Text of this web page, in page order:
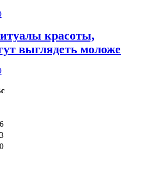
красоты,
выглядеть моложе